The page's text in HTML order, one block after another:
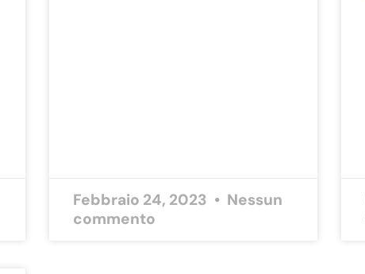
Febbraio 24, 2023
Nessun
commento